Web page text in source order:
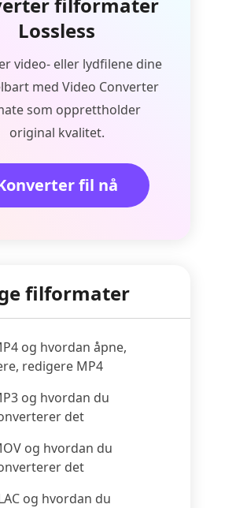
Lossless
video- eller lydfilene dine
med Video Converter
som opprettholder
original kvalitet.
fil nå
filformater
og hvordan åpne,
redigere MP4
og hvordan du
det
og hvordan du
det
og hvordan du